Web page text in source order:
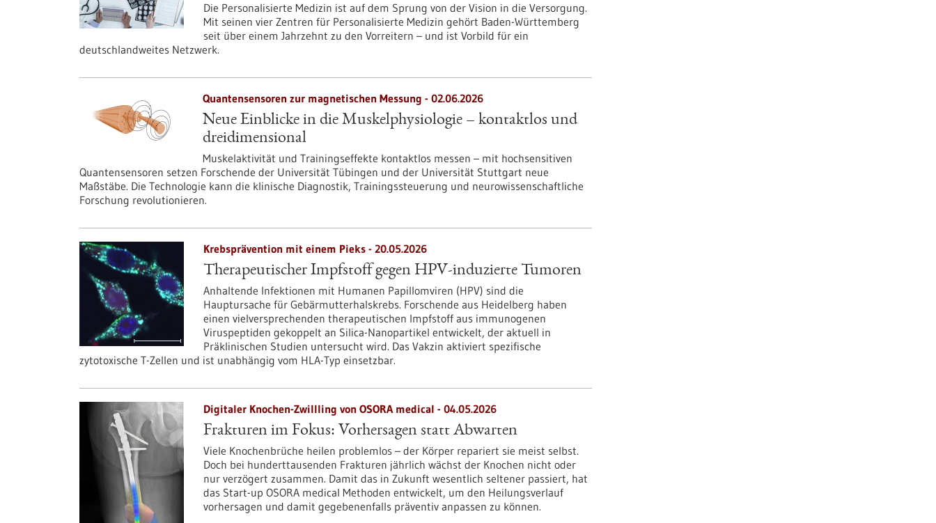
Die Personalisierte Medizin ist auf dem Sprung von der Vision in die Versorgung.
Mit seinen vier Zentren für Personalisierte Medizin gehört Baden-Württemberg
seit über einem Jahrzehnt zu den Vorreitern – und ist Vorbild für ein
deutschlandweites Netzwerk.
Quantensensoren zur magnetischen Messung - 02.06.2026
Neue Einblicke in die Muskelphysiologie – kontaktlos und
dreidimensional
Muskelaktivität und Trainingseffekte kontaktlos messen – mit hochsensitiven
Quantensensoren setzen Forschende der Universität Tübingen und der Universität Stuttgart neue
Maßstäbe. Die Technologie kann die klinische Diagnostik, Trainingssteuerung und neurowissenschaftliche
Forschung revolutionieren.
Krebsprävention mit einem Pieks - 20.05.2026
Therapeutischer Impfstoff gegen HPV-induzierte Tumoren
Anhaltende Infektionen mit Humanen Papillomviren (HPV) sind die
Hauptursache für Gebärmutterhalskrebs. Forschende aus Heidelberg haben
einen vielversprechenden therapeutischen Impfstoff aus immunogenen
Viruspeptiden gekoppelt an Silica-Nanopartikel entwickelt, der aktuell in
Präklinischen Studien untersucht wird. Das Vakzin aktiviert spezifische
zytotoxische T-Zellen und ist unabhängig vom HLA-Typ einsetzbar.
Digitaler Knochen-Zwillling von OSORA medical - 04.05.2026
Frakturen im Fokus: Vorhersagen statt Abwarten
Viele Knochenbrüche heilen problemlos – der Körper repariert sie meist selbst.
Doch bei hunderttausenden Frakturen jährlich wächst der Knochen nicht oder
nur verzögert zusammen. Damit das in Zukunft wesentlich seltener passiert, hat
das Start-up OSORA medical Methoden entwickelt, um den Heilungsverlauf
vorhersagen und damit gegebenenfalls präventiv anpassen zu können.